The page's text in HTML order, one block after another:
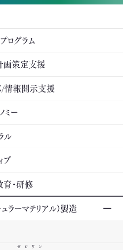
ログラム
画策定支援
/情報開示支援
ミー
ル
ブ
育・研修
ラーマテリアル）製造
ゼロワン